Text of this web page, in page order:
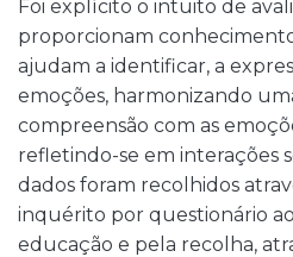
Foi explícito o intuito de
proporcionam conhecimento
ajudam a identificar, a
emoções, harmonizando
compreensão com as
refletindo-se em interações
dados foram recolhidos
inquérito por questionário
educação e pela recolha,